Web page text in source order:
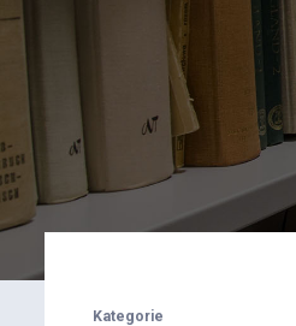
Kategorie